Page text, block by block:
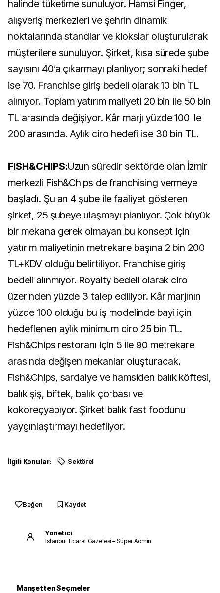
halinde tüketime sunuluyor. Hamsi Finger,
alışveriş merkezleri ve şehrin dinamik
noktalarında standlar ve kiokslar oluşturularak
müşterilere sunuluyor. Şirket, kısa sürede şube
sayısını 40’a çıkarmayı planlıyor; sonraki hedef
ise 70. Franchise giriş bedeli olarak 10 bin TL
alınıyor. Toplam yatırım maliyeti 20 bin ile 50 bin
TL arasında değişiyor. Kâr marjı yüzde 100 ile
200 arasında. Aylık ciro hedefi ise 30 bin TL.
FISH&CHIPS:Uzun süredir sektörde olan İzmir
merkezli Fish&Chips de franchising vermeye
başladı. Şu an 4 şube ile faaliyet gösteren
şirket, 25 şubeye ulaşmayı planlıyor. Çok büyük
bir mekana gerek olmayan bu konsept için
yatırım maliyetinin metrekare başına 2 bin 200
TL+KDV olduğu belirtiliyor. Franchise giriş
bedeli alınmıyor. Royalty bedeli olarak ciro
üzerinden yüzde 3 talep ediliyor. Kâr marjının
yüzde 100 olduğu bu iş modelinde bayi için
hedeflenen aylık minimum ciro 25 bin TL.
Fish&Chips restoranı için 5 ile 90 metrekare
arasında değişen mekanlar oluşturacak.
Fish&Chips, sardalye ve hamsiden balık köftesi,
balık şiş, biftek, balık çorbası ve
kokoreçyapıyor. Şirket balık fast foodunu
yaygınlaştırmayı hedefliyor.
İlgili Konular: Sektörel
Beğen Kaydet
Yönetici
İstanbul Ticaret Gazetesi – Süper Admin
Manşetten Seçmeler